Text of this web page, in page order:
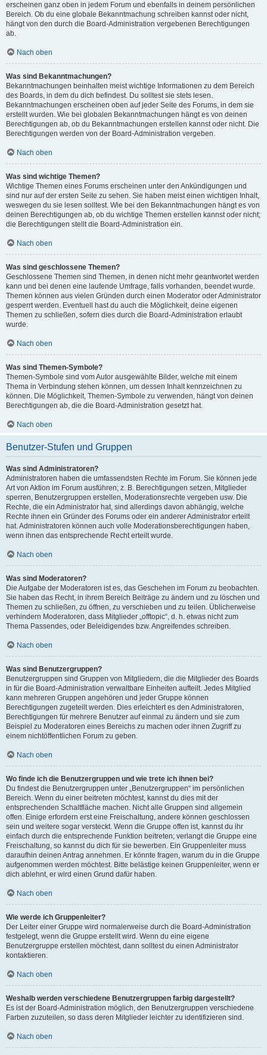
erscheinen ganz oben in jedem Forum und ebenfalls in deinem persönlichen
Bereich. Ob du eine globale Bekanntmachung schreiben kannst oder nicht,
hängt von den durch die Board-Administration vergebenen Berechtigungen
ab.
Nach oben
Was sind Bekanntmachungen?
Bekanntmachungen beinhalten meist wichtige Informationen zu dem Bereich
des Boards, in dem du dich befindest. Du solltest sie stets lesen.
Bekanntmachungen erscheinen oben auf jeder Seite des Forums, in dem sie
erstellt wurden. Wie bei globalen Bekanntmachungen hängt es von deinen
Berechtigungen ab, ob du Bekanntmachungen erstellen kannst oder nicht. Die
Berechtigungen werden von der Board-Administration vergeben.
Nach oben
Was sind wichtige Themen?
Wichtige Themen eines Forums erscheinen unter den Ankündigungen und
sind nur auf der ersten Seite zu sehen. Sie haben meist einen wichtigen Inhalt,
weswegen du sie lesen solltest. Wie bei den Bekanntmachungen hängt es von
deinen Berechtigungen ab, ob du wichtige Themen erstellen kannst oder nicht;
die Berechtigungen stellt die Board-Administration ein.
Nach oben
Was sind geschlossene Themen?
Geschlossene Themen sind Themen, in denen nicht mehr geantwortet werden
kann und bei denen eine laufende Umfrage, falls vorhanden, beendet wurde.
Themen können aus vielen Gründen durch einen Moderator oder Administrator
gesperrt werden. Eventuell hast du auch die Möglichkeit, deine eigenen
Themen zu schließen, sofern dies durch die Board-Administration erlaubt
wurde.
Nach oben
Was sind Themen-Symbole?
Themen-Symbole sind vom Autor ausgewählte Bilder, welche mit einem
Thema in Verbindung stehen können, um dessen Inhalt kennzeichnen zu
können. Die Möglichkeit, Themen-Symbole zu verwenden, hängt von deinen
Berechtigungen ab, die die Board-Administration gesetzt hat.
Nach oben
Benutzer-Stufen und Gruppen
Was sind Administratoren?
Administratoren haben die umfassendsten Rechte im Forum. Sie können jede
Art von Aktion im Forum ausführen; z. B. Berechtigungen setzen, Mitglieder
sperren, Benutzergruppen erstellen, Moderationsrechte vergeben usw. Die
Rechte, die ein Administrator hat, sind allerdings davon abhängig, welche
Rechte ihnen ein Gründer des Forums oder ein anderer Administrator erteilt
hat. Administratoren können auch volle Moderationsberechtigungen haben,
wenn ihnen das entsprechende Recht erteilt wurde.
Nach oben
Was sind Moderatoren?
Die Aufgabe der Moderatoren ist es, das Geschehen im Forum zu beobachten.
Sie haben das Recht, in ihrem Bereich Beiträge zu ändern und zu löschen und
Themen zu schließen, zu öffnen, zu verschieben und zu teilen. Üblicherweise
verhindern Moderatoren, dass Mitglieder „offtopic“, d. h. etwas nicht zum
Thema Passendes, oder Beleidigendes bzw. Angreifendes schreiben.
Nach oben
Was sind Benutzergruppen?
Benutzergruppen sind Gruppen von Mitgliedern, die die Mitglieder des Boards
in für die Board-Administration verwaltbare Einheiten aufteilt. Jedes Mitglied
kann mehreren Gruppen angehören und jeder Gruppe können
Berechtigungen zugeteilt werden. Dies erleichtert es den Administratoren,
Berechtigungen für mehrere Benutzer auf einmal zu ändern und sie zum
Beispiel zu Moderatoren eines Bereichs zu machen oder ihnen Zugriff zu
einem nichtöffentlichen Forum zu geben.
Nach oben
Wo finde ich die Benutzergruppen und wie trete ich ihnen bei?
Du findest die Benutzergruppen unter „Benutzergruppen“ im persönlichen
Bereich. Wenn du einer beitreten möchtest, kannst du dies mit der
entsprechenden Schaltfläche machen. Nicht alle Gruppen sind allgemein
offen. Einige erfordern erst eine Freischaltung, andere können geschlossen
sein und weitere sogar versteckt. Wenn die Gruppe offen ist, kannst du ihr
einfach durch die entsprechende Funktion beitreten; verlangt die Gruppe eine
Freischaltung, so kannst du dich für sie bewerben. Ein Gruppenleiter muss
daraufhin deinen Antrag annehmen. Er könnte fragen, warum du in die Gruppe
aufgenommen werden möchtest. Bitte belästige keinen Gruppenleiter, wenn er
dich ablehnt, er wird einen Grund dafür haben.
Nach oben
Wie werde ich Gruppenleiter?
Der Leiter einer Gruppe wird normalerweise durch die Board-Administration
festgelegt, wenn die Gruppe erstellt wird. Wenn du eine eigene
Benutzergruppe erstellen möchtest, dann solltest du einen Administrator
kontaktieren.
Nach oben
Weshalb werden verschiedene Benutzergruppen farbig dargestellt?
Es ist der Board-Administration möglich, den Benutzergruppen verschiedene
Farben zuzuteilen, so dass deren Mitglieder leichter zu identifizieren sind.
Nach oben